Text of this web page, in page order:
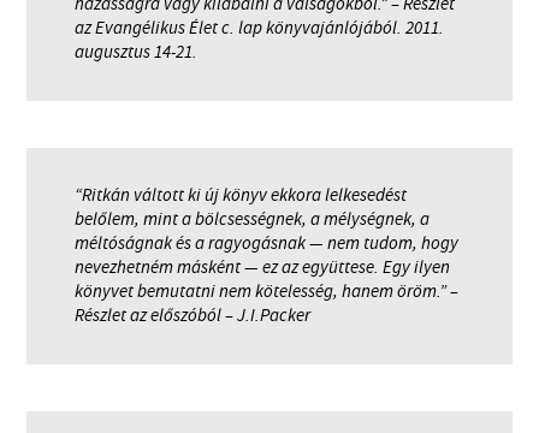
házasságra vagy kilábalni a válságokból.” – Részlet
az Evangélikus Élet c. lap könyvajánlójából. 2011.
augusztus 14-21.
“Ritkán váltott ki új könyv ekkora lelkesedést
belőlem, mint a bölcsességnek, a mélységnek, a
méltóságnak és a ragyogásnak — nem tudom, hogy
nevezhetném másként — ez az együttese. Egy ilyen
könyvet bemutatni nem kötelesség, hanem öröm.” –
Részlet az előszóból – J.I.Packer